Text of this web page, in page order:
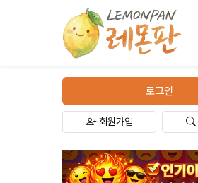
로그인
회원가입